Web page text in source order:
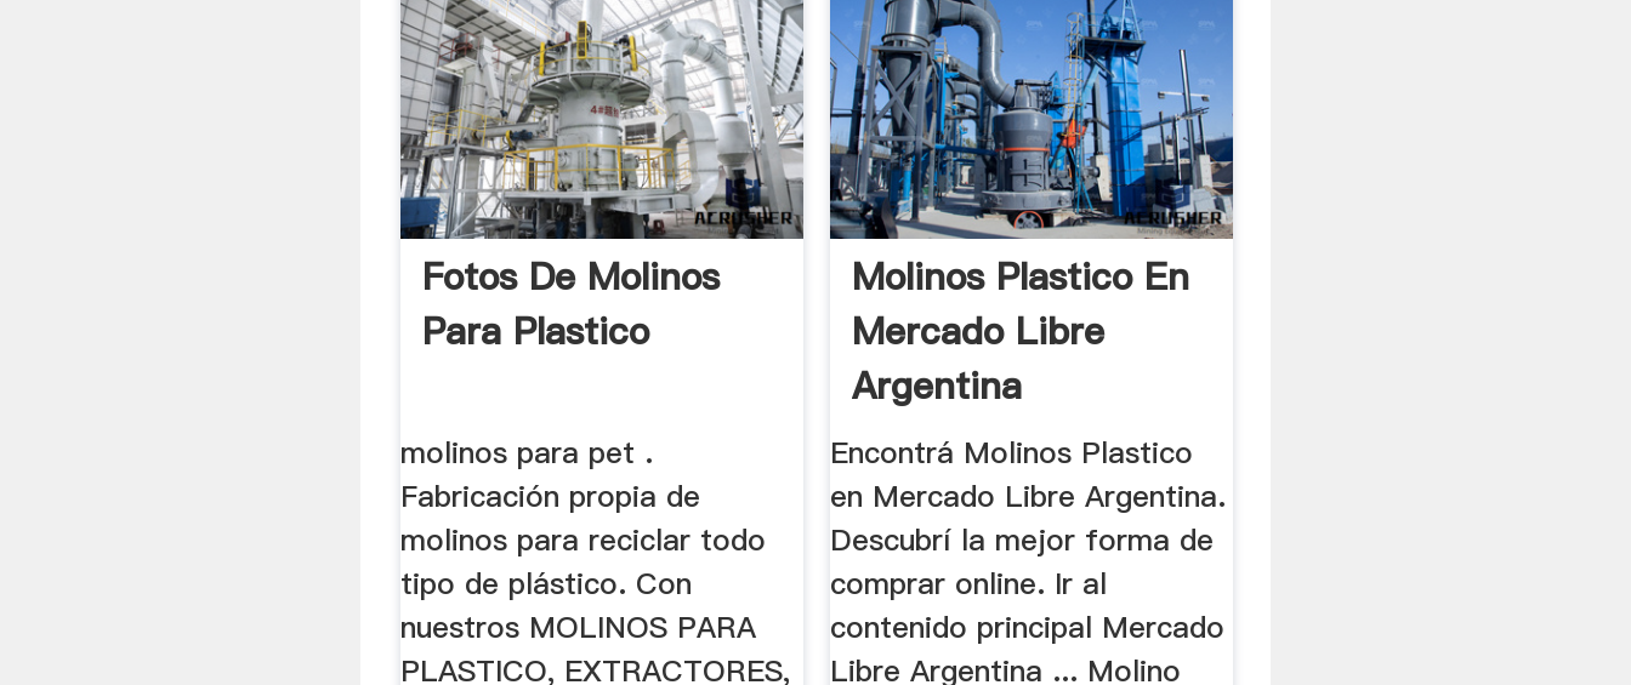
Fotos De Molinos
Para Plastico
molinos para pet .
Fabricación propia de
molinos para reciclar todo
tipo de plástico. Con
nuestros MOLINOS PARA
PLASTICO, EXTRACTORES,
Molinos Plastico En
Mercado Libre
Argentina
Encontrá Molinos Plastico
en Mercado Libre Argentina.
Descubrí la mejor forma de
comprar online. Ir al
contenido principal Mercado
Libre Argentina ... Molino